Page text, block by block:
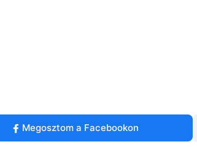
Megosztom a Facebookon